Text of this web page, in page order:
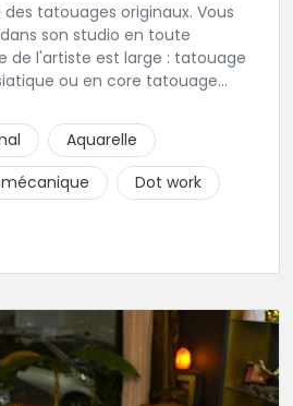
tatouages originaux. Vous
son studio en toute
de l'artiste est large : tatouage
ou en core tatouage
vous ressemble.
Aquarelle
Dot work